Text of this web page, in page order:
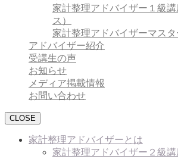
家計整理アドバイザー１級
ス）
家計整理アドバイザーマスタ
アドバイザー紹介
受講生の声
お知らせ
メディア掲載情報
お問い合わせ
CLOSE
家計整理アドバイザーとは
家計整理アドバイザー２級講